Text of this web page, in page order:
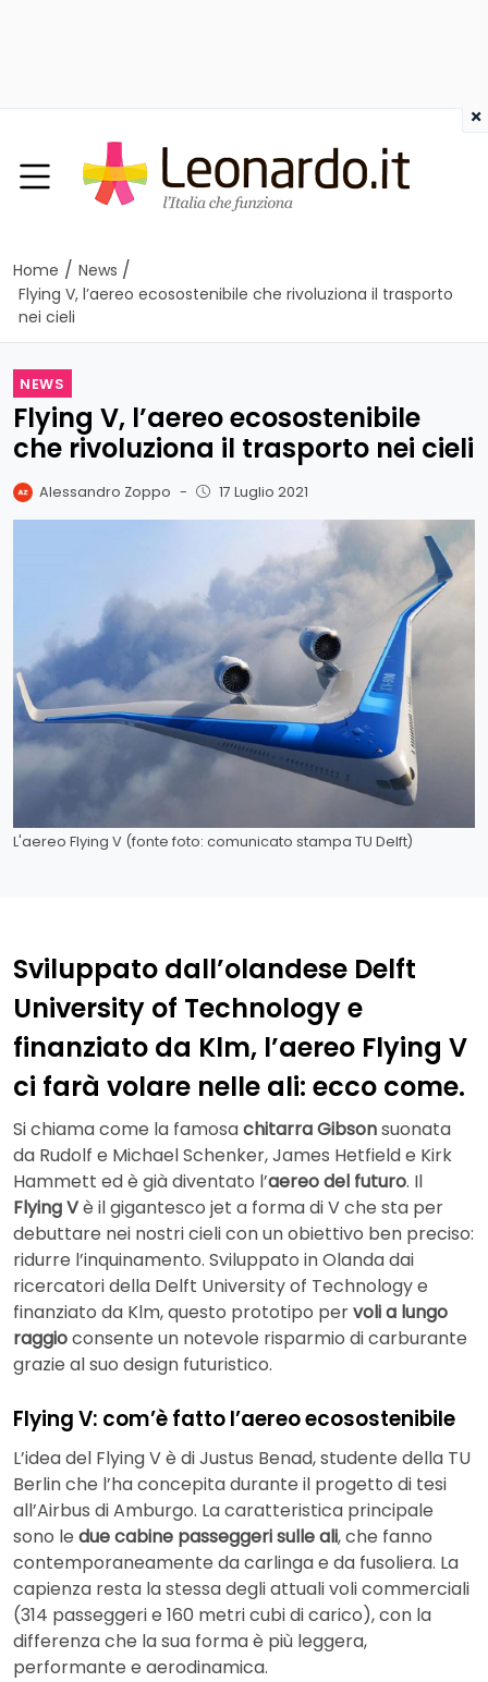
Home / News /
Flying V, l’aereo ecosostenibile che rivoluziona il trasporto
nei cieli
NEWS
Flying V, l’aereo ecosostenibile
che rivoluziona il trasporto nei cieli
Alessandro Zoppo - 17 Luglio 2021
L'aereo Flying V (fonte foto: comunicato stampa TU Delft)
Sviluppato dall’olandese Delft
University of Technology e
finanziato da Klm, l’aereo Flying V
ci farà volare nelle ali: ecco come.
Si chiama come la famosachitarra Gibsonsuonata
da Rudolf e Michael Schenker, James Hetfield e Kirk
Hammett ed è già diventato l’aereo del futuro. Il
Flying Vè il gigantesco jet a forma di V che sta per
debuttare nei nostri cieli con un obiettivo ben preciso:
ridurre l’inquinamento. Sviluppato in Olanda dai
ricercatori della Delft University of Technology e
finanziato da Klm, questo prototipo pervoli a lungo
raggioconsente un notevole risparmio di carburante
grazie al suo design futuristico.
Flying V: com’è fatto l’aereo ecosostenibile
L’idea del Flying V è di Justus Benad, studente della TU
Berlin che l’ha concepita durante il progetto di tesi
all’Airbus di Amburgo. La caratteristica principale
sono le due cabine passeggeri sulle ali, che fanno
contemporaneamente da carlinga e da fusoliera. La
capienza resta la stessa degli attuali voli commerciali
(314 passeggeri e 160 metri cubi di carico), con la
differenza che la sua forma è più leggera,
performante e aerodinamica.
×